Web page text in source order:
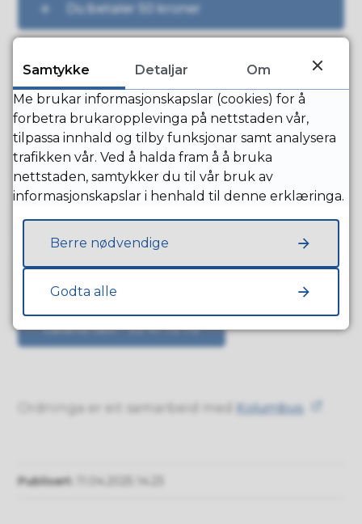
Du betaler 50 kroner
Bestill taxi
Haugaland taxi - 08181
Vatlandsvåg taxi - 52 79 52 00
Sauda taxi - 52 78 24 07
Løland taxi - 93 41 75 70
Ordninga er eit samarbeid med Kolumbus
Publisert 11.04.2025 14.23
Samtykke Detaljar
Om
Me brukar informasjonskapslar (cookies) for å
forbetra brukaropplevinga på nettstaden vår,
tilpassa innhald og tilby funksjonar samt analysera
trafikken vår. Ved å halda fram å å bruka
nettstaden, samtykker du til vår bruk av
informasjonskapslar i henhald til denne erklæringa.
Berre nødvendige
Godta alle